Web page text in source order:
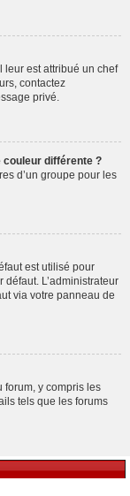
leur est attribué un chef
contactez
privé.
différente ?
d’un groupe pour les
est utilisé pour
L’administrateur
via votre panneau de
forum, y compris les
tels que les forums